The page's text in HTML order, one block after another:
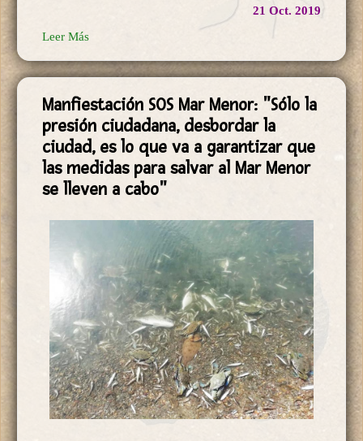
21 Oct. 2019
Leer Más
Manfiestación SOS Mar Menor: "Sólo la
presión ciudadana, desbordar la
ciudad, es lo que va a garantizar que
las medidas para salvar al Mar Menor
se lleven a cabo"